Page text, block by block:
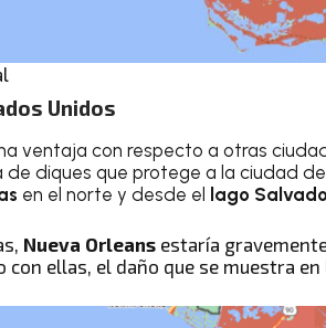
Unidos
ventaja con respecto a otras
de diques que protege a la ciudad
en el norte y desde el lago
Nueva Orleans estaría
con ellas, el daño que se muestra en